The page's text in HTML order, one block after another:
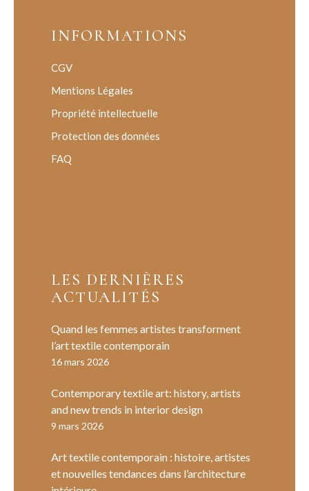
INFORMATIONS
CGV
Mentions Légales
Propriété intellectuelle
Protection des données
FAQ
LES DERNIÈRES
ACTUALITÉS
Quand les femmes artistes transforment
l’art textile contemporain
16 mars 2026
Contemporary textile art: history, artists
and new trends in interior design
9 mars 2026
Art textile contemporain : histoire, artistes
et nouvelles tendances dans l’architecture